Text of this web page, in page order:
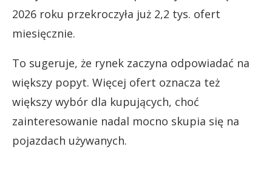
2026 roku przekroczyła już 2,2 tys. ofert
miesięcznie.
To sugeruje, że rynek zaczyna odpowiadać na
większy popyt. Więcej ofert oznacza też
większy wybór dla kupujących, choć
zainteresowanie nadal mocno skupia się na
pojazdach używanych.